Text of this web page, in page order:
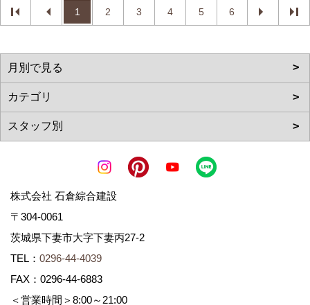
1 2 3 4 5 6
株式会社 石倉綜合建設
〒304-0061
茨城県下妻市大字下妻丙27-2
TEL： 0296-44-4039
FAX：0296-44-6883
＜営業時間＞8:00～21:00